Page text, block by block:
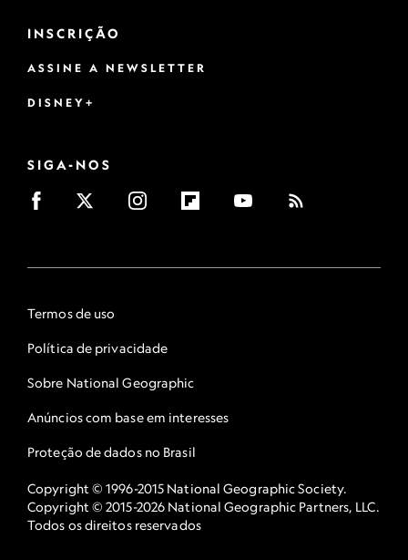
INSCRIÇÃO
ASSINE A NEWSLETTER
DISNEY+
SIGA-NOS
Termos de uso
Política de privacidade
Sobre National Geographic
Anúncios com base em interesses
Proteção de dados no Brasil
Copyright © 1996-2015 National Geographic Society.
Copyright © 2015-2026 National Geographic Partners, LLC.
Todos os direitos reservados